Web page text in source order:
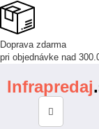
Doprava zdarma
pri objednávke nad
Infrapredaj